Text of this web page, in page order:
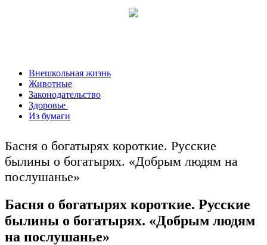
Внешкольная жизнь
Животные
Законодательство
Здоровье
Из бумаги
Басня о богатырях короткие. Русские
былины о богатырях. «Добрым людям на
послушанье»
Басня о богатырях короткие. Русские
былины о богатырях. «Добрым людям
на послушанье»